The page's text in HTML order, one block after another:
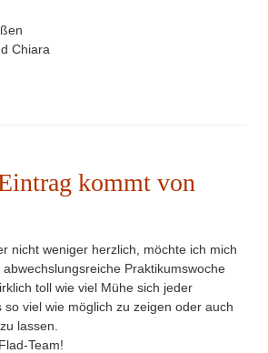
Chiara
kommt von
nicht weniger herzlich, möchte ich mich
Praktikumswoche
toll wie viel Mühe sich jeder
viel wie möglich zu zeigen oder auch
lassen.
Team!